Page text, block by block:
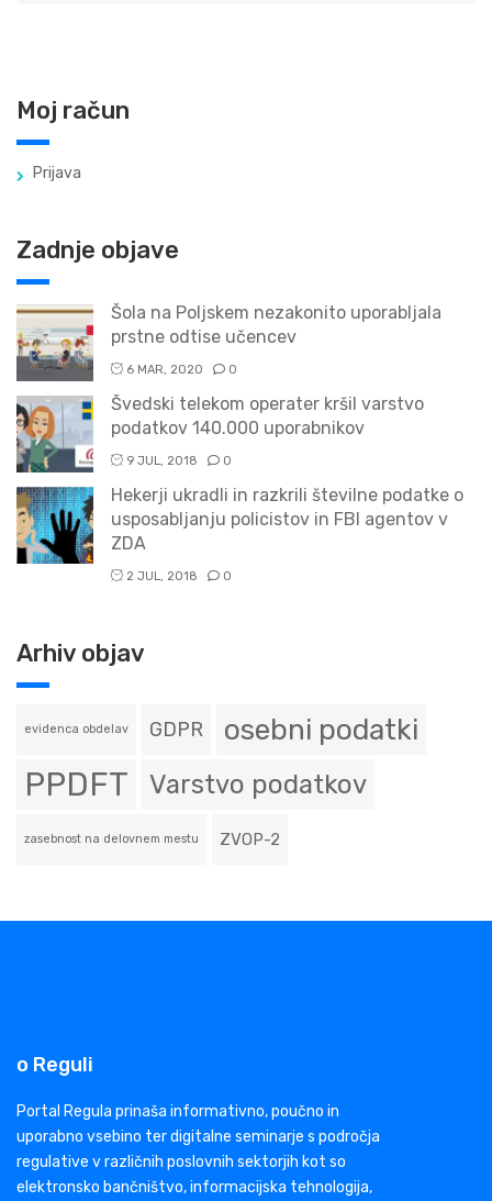
Moj račun
Prijava
Zadnje objave
Šola na Poljskem nezakonito uporabljala
prstne odtise učencev
6 MAR, 2020 0
Švedski telekom operater kršil varstvo
podatkov 140.000 uporabnikov
9 JUL, 2018 0
Hekerji ukradli in razkrili številne podatke o
usposabljanju policistov in FBI agentov v
ZDA
2 JUL, 2018 0
Arhiv objav
evidenca obdelav GDPR osebni podatki
PPDFT Varstvo podatkov
zasebnost na delovnem mestu ZVOP-2
o Reguli
Portal Regula prinaša informativno, poučno in
uporabno vsebino ter digitalne seminarje s področja
regulative v različnih poslovnih sektorjih kot so
elektronsko bančništvo, informacijska tehnologija,